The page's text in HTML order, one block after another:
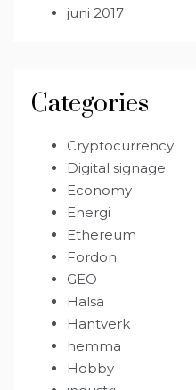
juni 2017
Categories
Cryptocurrency
Digital signage
Economy
Energi
Ethereum
Fordon
GEO
Hälsa
Hantverk
hemma
Hobby